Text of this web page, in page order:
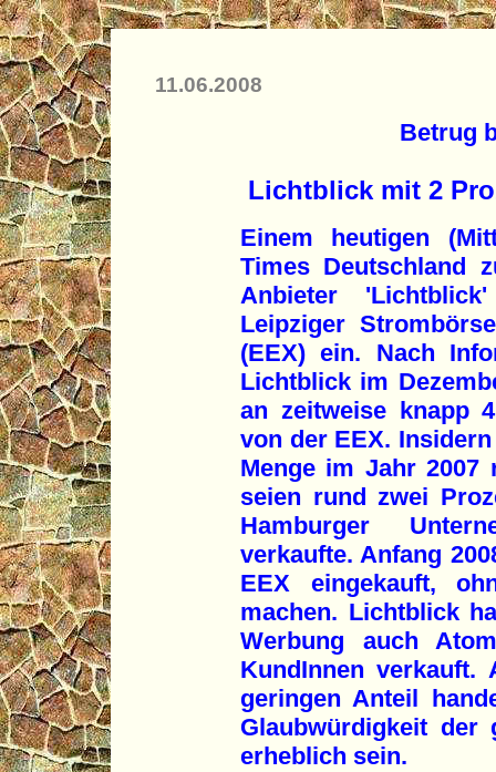
11.06.2008
Betrug
Lichtblick mit 2
Einem heutigen
Times Deutschland
Anbieter
Leipziger
(EEX) ein. Nach
Lichtblick im
an zeitweise knapp
von der EEX.
Menge im Jahr 2007
seien rund zwei
Hamburger
verkaufte. Anfang
EEX eingekauft,
machen. Lichtblick
Werbung auch
KundInnen
geringen Anteil
Glaubwürdigkeit der
erheblich sein.